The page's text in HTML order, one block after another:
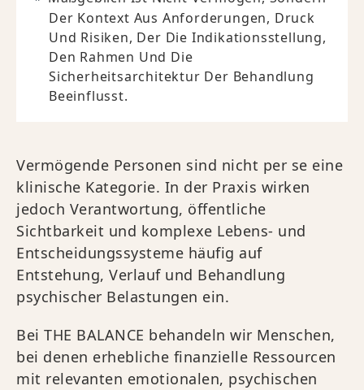
Der Kontext Aus Anforderungen, Druck
Und Risiken, Der Die Indikationsstellung,
Den Rahmen Und Die
Sicherheitsarchitektur Der Behandlung
Beeinflusst.
Vermögende Personen sind nicht per se eine
klinische Kategorie. In der Praxis wirken
jedoch Verantwortung, öffentliche
Sichtbarkeit und komplexe Lebens- und
Entscheidungssysteme häufig auf
Entstehung, Verlauf und Behandlung
psychischer Belastungen ein.
Bei THE BALANCE behandeln wir Menschen,
bei denen erhebliche finanzielle Ressourcen
mit relevanten emotionalen, psychischen